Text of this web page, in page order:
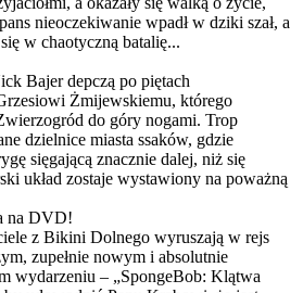
nieoczekiwanie wpadł w dziki szał, a
w chaotyczną batalię...
Bajer depczą po piętach
Żmijewskiemu, którego
do góry nogami. Trop
dzielnice miasta ssaków, gdzie
sięgającą znacznie dalej, niż się
układ zostaje wystawiony na poważną
na DVD!
z Bikini Dolnego wyruszają w rejs
zupełnie nowym i absolutnie
wydarzeniu – „SpongeBob: Klątwa